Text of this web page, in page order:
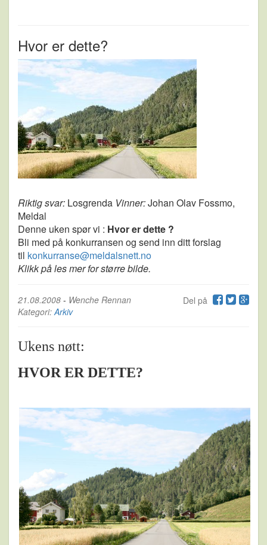
Hvor er dette?
Riktig svar: ­Losgrenda Vinner:Johan Olav Fossmo,
Meldal
Denne uken spør vi : Hvor er dette ?
Bli med på konkurransen og send inn ditt forslag
til ­ ­konkurranse@meldals­nett.no
Klikk på les mer for større bilde.­­
Del på
21.08.2008 - Wenche Rennan
Kategori: Arkiv
­Ukens nøtt:
HVOR ER DETTE?